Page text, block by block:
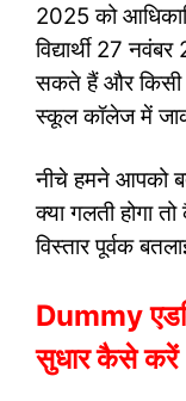
2025 को
विद्यार्थी 27
सकते हैं और किसी
स्कूल कॉलेज में
नीचे हमने आपको
क्या गलती होगा
विस्तार पूर्वक
Dummy
सुधार कैसे करें